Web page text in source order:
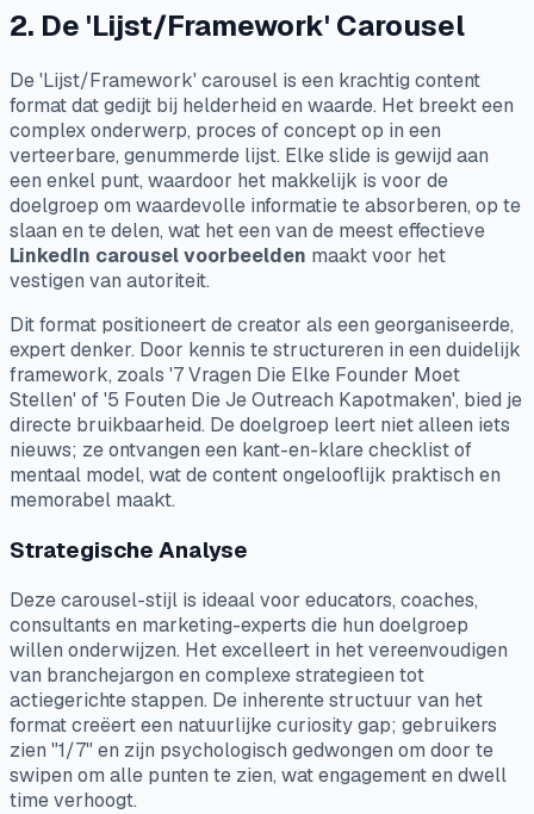
2. De 'Lijst/Framework' Carousel
De 'Lijst/Framework' carousel is een krachtig content
format dat gedijt bij helderheid en waarde. Het breekt een
complex onderwerp, proces of concept op in een
verteerbare, genummerde lijst. Elke slide is gewijd aan
een enkel punt, waardoor het makkelijk is voor de
doelgroep om waardevolle informatie te absorberen, op te
slaan en te delen, wat het een van de meest effectieve
LinkedIn carousel voorbeelden maakt voor het
vestigen van autoriteit.
Dit format positioneert de creator als een georganiseerde,
expert denker. Door kennis te structureren in een duidelijk
framework, zoals '7 Vragen Die Elke Founder Moet
Stellen' of '5 Fouten Die Je Outreach Kapotmaken', bied je
directe bruikbaarheid. De doelgroep leert niet alleen iets
nieuws; ze ontvangen een kant-en-klare checklist of
mentaal model, wat de content ongelooflijk praktisch en
memorabel maakt.
Strategische Analyse
Deze carousel-stijl is ideaal voor educators, coaches,
consultants en marketing-experts die hun doelgroep
willen onderwijzen. Het excelleert in het vereenvoudigen
van branchejargon en complexe strategieen tot
actiegerichte stappen. De inherente structuur van het
format creëert een natuurlijke curiosity gap; gebruikers
zien "1/7" en zijn psychologisch gedwongen om door te
swipen om alle punten te zien, wat engagement en dwell
time verhoogt.